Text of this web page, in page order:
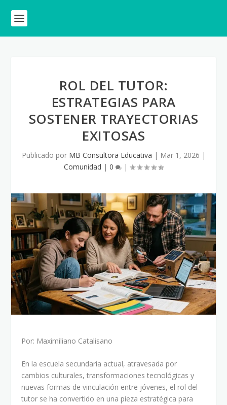
ROL DEL TUTOR:
ESTRATEGIAS PARA
SOSTENER TRAYECTORIAS
EXITOSAS
Publicado por MB Consultora Educativa | Mar 1, 2026 |
Comunidad | 0 |
Por: Maximiliano Catalisano
En la escuela secundaria actual, atravesada por
cambios culturales, transformaciones tecnológicas y
nuevas formas de vinculación entre jóvenes, el rol del
tutor se ha convertido en una pieza estratégica para